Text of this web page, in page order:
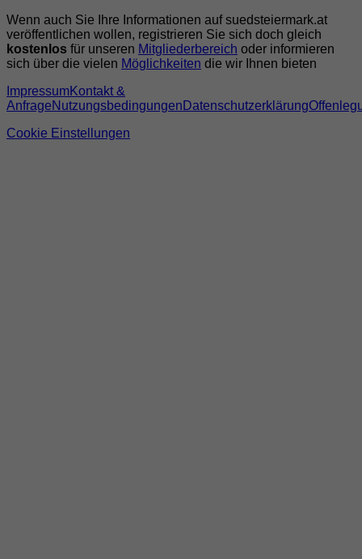
Wenn auch Sie Ihre Informationen auf suedsteiermark.at
veröffentlichen wollen, registrieren Sie sich doch gleich
kostenlos für unseren Mitgliederbereich oder informieren
sich über die vielen Möglichkeiten die wir Ihnen bieten
ImpressumKontakt &
AnfrageNutzungsbedingungen Datenschutzerklärung
Cookie Einstellungen